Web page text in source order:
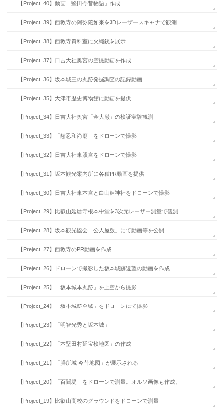
【Project_40】動画「堅田今昔物語」作成
【Project_39】西教寺の阿弥陀如来を3Dレーザースキャナで観測
【Project_38】西教寺資料室に火縄銃を展示
【Project_37】日吉大社奥宮の空撮動画を作成
【Project_36】坂本城三の丸跡発掘調査の記録動画
【Project_35】大津市歴史博物館に動画を提供
【Project_34】日吉大社奥宮「金大巌」の検証実験観測
【Project_33】「慈忍和尚廟」をドローンで撮影
【Project_32】日吉大社東照宮をドローンで撮影
【Project_31】坂本観光案内所に各種PR動画を提供
【Project_30】日吉大社東本宮と白山姫神社をドローンで撮影
【Project_29】比叡山延暦寺根本中堂を3次元レーザー測量で観測
【Preject_28】坂本観光協会「公人屋敷」にて動画等を公開
【Preject_27】西教寺のPR動画を作成
【Preject_26】ドローンで撮影した坂本城跡遠望の動画を作成
【Project_25】「坂本城本丸跡」を上空から撮影
【Project_24】「坂本城跡全域」をドローンにて撮影
【Project_23】「明智光秀と坂本城」
【Project_22】「本堅田村延宝検地図」の作成
【Project_21】「膳所城 今昔地図」が展示される
【Project_20】「百聞堤」をドローンで測量。オルソ画像も作成。
【Project_19】比叡山高校のグラウンドをドローンで測量